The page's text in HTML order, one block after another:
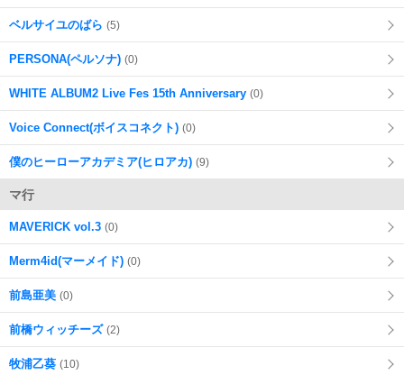
ベルサイユのばら (5)
PERSONA(ペルソナ) (0)
WHITE ALBUM2 Live Fes 15th Anniversary (0)
Voice Connect(ボイスコネクト) (0)
僕のヒーローアカデミア(ヒロアカ) (9)
マ行
MAVERICK vol.3 (0)
Merm4id(マーメイド) (0)
前島亜美 (0)
前橋ウィッチーズ (2)
牧浦乙葵 (10)